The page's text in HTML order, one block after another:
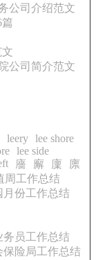
公司介绍范文
公司简介范文
leery lee shore
lee side
廧 廨 廩
廪
周工作总结
月份工作总结
务员工作总结
保险局工作总结